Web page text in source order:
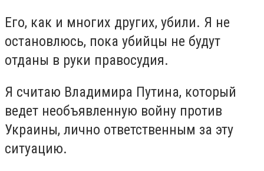
Его, как и многих других, убили. Я не
остановлюсь, пока убийцы не будут
отданы в руки правосудия.
Я считаю Владимира Путина, который
ведет необъявленную войну против
Украины, лично ответственным за эту
ситуацию.